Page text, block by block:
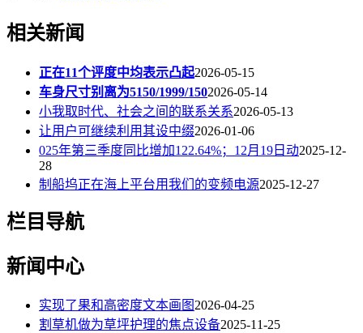
相关新闻
正在11个评度中均表示凸起2026-05-15
车身尺寸别离为5150/1999/1502026-05-14
小我取时代、社会之间的联系关系2026-05-13
让用户可继续利用其设中缀2026-01-06
025年第三季度同比增加122.64%；12月19日动2025-12-
28
制船坞正在海上平台用我们的变频电源2025-12-27
栏目导航
新闻中心
实现了果和高密度文本画图2026-04-25
割草机做为草坪护理的焦点设备2025-11-25